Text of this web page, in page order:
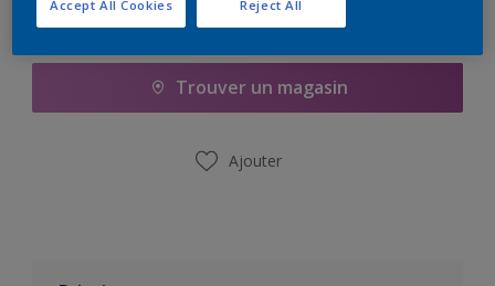
Ajouter à la liste d’achats
Trouver un magasin
Ajouter
Reject All
Accept All Cookies